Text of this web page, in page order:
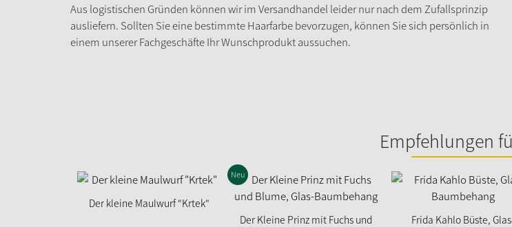
Aus logistischen Gründen können wir im Versandhandel leider nur nach dem Zufallsprinzip
ausliefern. Sollten Sie eine bestimmte Haarfarbe bevorzugen, können Sie sich persönlich in
einem unserer Fachgeschäfte Ihr Wunschprodukt aussuchen.
Empfehlungen
Der kleine Maulwurf "Krtek"
Der Kleine Prinz mit Fuchs und
Neu
Frida Kahlo Büste,